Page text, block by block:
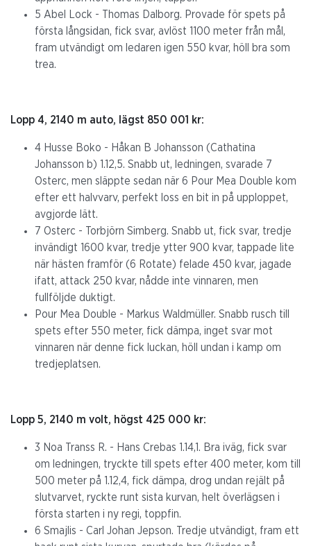
5 Abel Lock - Thomas Dalborg. Provade för spets på
första långsidan, fick svar, avlöst 1100 meter från mål,
fram utvändigt om ledaren igen 550 kvar, höll bra som
trea.
Lopp 4, 2140 m auto, lägst 850 001 kr:
4 Husse Boko - Håkan B Johansson (Cathatina
Johansson b) 1.12,5. Snabb ut, ledningen, svarade 7
Osterc, men släppte sedan när 6 Pour Mea Double kom
efter ett halvvarv, perfekt loss en bit in på upploppet,
avgjorde lätt.
7 Osterc - Torbjörn Simberg. Snabb ut, fick svar, tredje
invändigt 1600 kvar, tredje ytter 900 kvar, tappade lite
när hästen framför (6 Rotate) felade 450 kvar, jagade
ifatt, attack 250 kvar, nådde inte vinnaren, men
fullföljde duktigt.
Pour Mea Double - Markus Waldmüller. Snabb rusch till
spets efter 550 meter, fick dämpa, inget svar mot
vinnaren när denne fick luckan, höll undan i kamp om
tredjeplatsen.
Lopp 5, 2140 m volt, högst 425 000 kr:
3 Noa Transs R. - Hans Crebas 1.14,1. Bra iväg, fick svar
om ledningen, tryckte till spets efter 400 meter, kom till
500 meter på 1.12,4, fick dämpa, drog undan rejält på
slutvarvet, ryckte runt sista kurvan, helt överlägsen i
första starten i ny regi, toppfin.
6 Smajlis - Carl Johan Jepson. Tredje utvändigt, fram ett